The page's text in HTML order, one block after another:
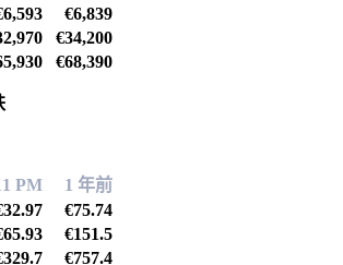
€6,839
€34,200
€68,390
PM 1 年前
€75.74
€151.5
€757.4